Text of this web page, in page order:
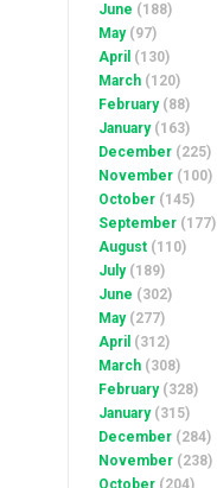
June (188)
May(97)
April (130)
March (120)
February(88)
January(163)
December (225)
November (100)
October (145)
September (177)
August (110)
July(189)
June (302)
May(277)
April (312)
March (308)
February(328)
January(315)
December (284)
November (238)
October (204)